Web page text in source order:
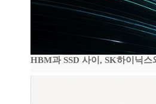
HBM과 SSD 사이, SK하이닉